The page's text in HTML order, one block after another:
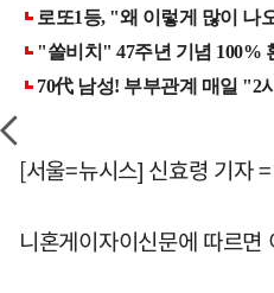
[서울=뉴시스] 신효령 기자
니혼게이자이신문에 따르